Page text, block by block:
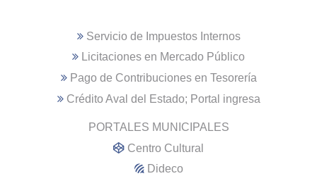
Servicio de Impuestos Internos
Licitaciones en Mercado Público
Pago de Contribuciones en Tesorería
Crédito Aval del Estado; Portal ingresa
PORTALES MUNICIPALES
Centro Cultural
Dideco